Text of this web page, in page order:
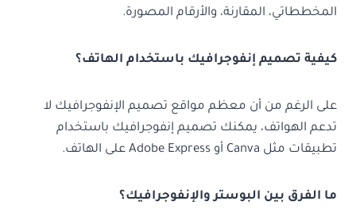
المخططاتي، المقارنة، والأرقام المصورة.
كيفية تصميم إنفوجرافيك باستخدام الهاتف؟
على الرغم من أن معظم مواقع تصميم الإنفوجرافيك لا
تدعم الهواتف، يمكنك تصميم إنفوجرافيك باستخدام
تطبيقات مثل Canva أو Adobe Express على الهاتف.
ما الفرق بين البوستر والإنفوجرافيك؟